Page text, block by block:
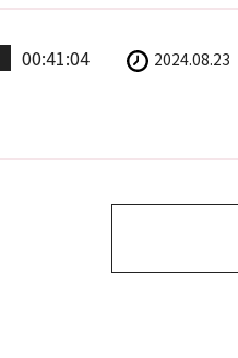
00:41:04 2024.08.23